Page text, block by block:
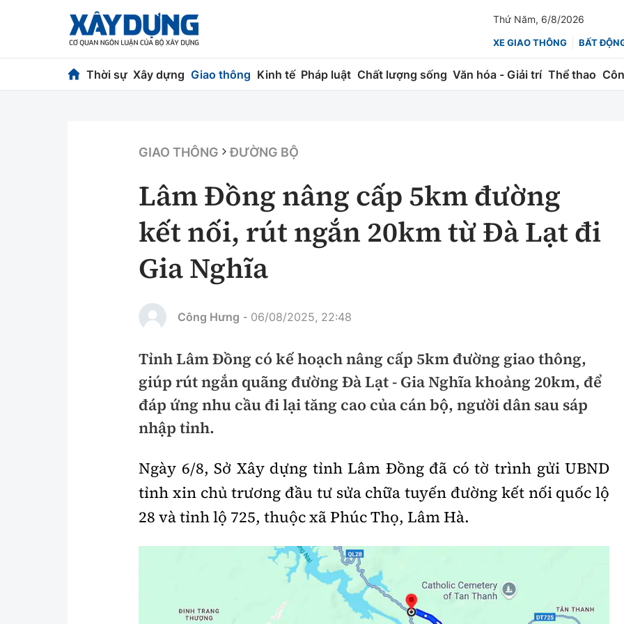
Thứ Năm, 6/8/2026
XE GIAO THÔNG BẤT
Thời sự Xây dựng Giao thông Kinh tế Pháp luật Chất lượng sống Văn hóa - Giải trí Thể thao
Chuyện dọc đường
Chỉ đạo điều hành
Vật liệu xây dựng
Giám định chất lượng
Quản lý đô thị
Hàng không
Đường sắt
Hàng hải
Đường sắt đô thị
Thi viết về Ngành
Chứng khoán
Bảo hiểm
An ninh hình sự
An toàn giao thông
Giao thông 24h
ATGT địa phương
Chung tay vì ATGT
Gương sáng giao thông
xem thêm
Văn hóa - Giải Trí Thể thao
Bóng đá Công nghệ mới
GIAO THÔNG ĐƯỜNG BỘ
Lâm Đồng nâng cấp 5km đường
kết nối, rút ngắn 20km từ Đà Lạt đi
Gia Nghĩa
Công Hưng - 06/08/2025, 22:48
Tỉnh Lâm Đồng có kế hoạch nâng cấp 5km đường giao thông,
giúp rút ngắn quãng đường Đà Lạt - Gia Nghĩa khoảng 20km, để
đáp ứng nhu cầu đi lại tăng cao của cán bộ, người dân sau sáp
nhập tỉnh.
Ngày 6/8, Sở Xây dựng tỉnh Lâm Đồng đã có tờ trình gửi UBND
tỉnh xin chủ trương đầu tư sửa chữa tuyến đường kết nối quốc lộ
28 và tỉnh lộ 725, thuộc xã Phúc Thọ, Lâm Hà.